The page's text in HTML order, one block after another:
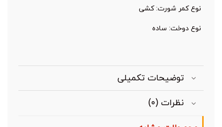
نوع کمر شورت: کشی
نوع دوخت: ساده
توضیحات تکمیلی
نظرات (0)